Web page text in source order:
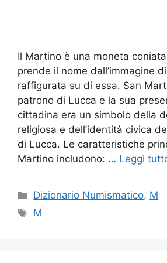
Il Martino è una moneta
prende il nome dall’immagine
raffigurata su di essa. San
patrono di Lucca e la sua
cittadina era un simbolo della
religiosa e dell’identità civica
di Lucca. Le caratteristiche
Martino includono: … Leggi
Categorie
Dizionario Numismatico, M
Tag
M